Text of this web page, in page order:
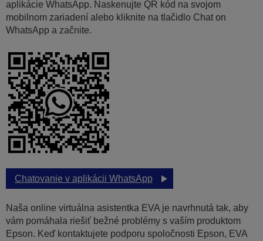
aplikácie WhatsApp. Naskenujte QR kód na svojom
mobilnom zariadení alebo kliknite na tlačidlo Chat on
WhatsApp a začnite.
Chatovanie v aplikácii WhatsApp
Naša online virtuálna asistentka EVA je navrhnutá tak, aby
vám pomáhala riešiť bežné problémy s vaším produktom
Epson. Keď kontaktujete podporu spoločnosti Epson, EVA